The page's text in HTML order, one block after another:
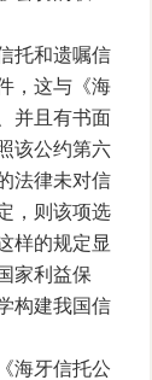
托和遗嘱信
，这与《海
并且有书面
该公约第六
法律未对信
，则该项选
样的规定显
家利益保
构建我国信
海牙信托公